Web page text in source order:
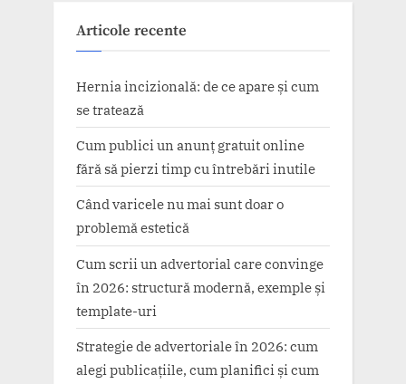
Articole recente
Hernia incizională: de ce apare și cum
se tratează
Cum publici un anunț gratuit online
fără să pierzi timp cu întrebări inutile
Când varicele nu mai sunt doar o
problemă estetică
Cum scrii un advertorial care convinge
în 2026: structură modernă, exemple și
template-uri
Strategie de advertoriale în 2026: cum
alegi publicațiile, cum planifici și cum